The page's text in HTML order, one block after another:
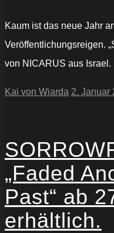
Kaum ist das neue Jahr
Veröffentlichungsreigen.
von NICARUS aus Israel.
Kai von Wiarda 2. Januar
„Faded
Past“ ab
erhältlich.